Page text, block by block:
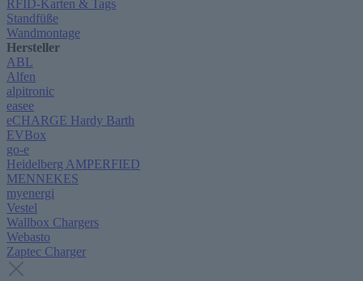
RFID-Karten & Tags
Standfüße
Wandmontage
Hersteller
ABL
Alfen
alpitronic
easee
eCHARGE Hardy Barth
EVBox
go-e
Heidelberg AMPERFIED
MENNEKES
myenergi
Vestel
Wallbox Chargers
Webasto
Zaptec Charger